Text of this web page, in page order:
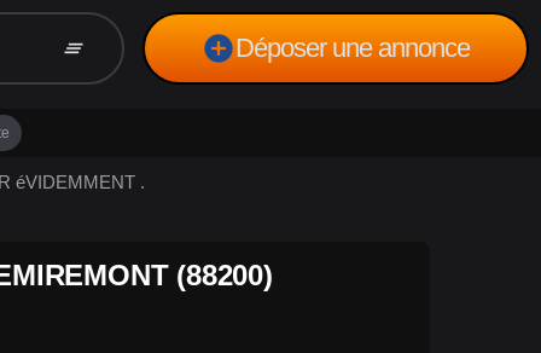
clear_all add_circleDéposer une annonce
éVIDEMMENT .
(88200)